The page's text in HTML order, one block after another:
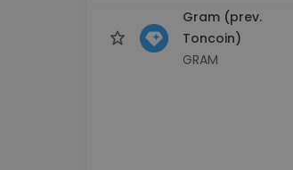
Gram (prev.
Toncoin)
GRAM